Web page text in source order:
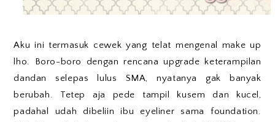
Aku ini termasuk cewek yang telat mengenal make up
lho. Boro-boro dengan rencana upgrade keterampilan
dandan selepas lulus SMA, nyatanya gak banyak
berubah. Tetep aja pede tampil kusem dan kucel,
padahal udah dibeliin ibu eyeliner sama foundation.